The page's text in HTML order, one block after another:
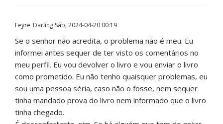
Feyre_Darling Sáb, 2024-04-20 00:19
Se o senhor não acredita, o problema não é meu. Eu
informei antes sequer de ter visto os comentários no
meu perfil. Eu vou devolver o livro e vou enviar o livro
como prometido. Eu não tenho quaisquer problemas, eu
sou uma pessoa séria, caso não o fosse, nem sequer
tinha mandado prova do livro nem informado que o livro
tinha chegado.